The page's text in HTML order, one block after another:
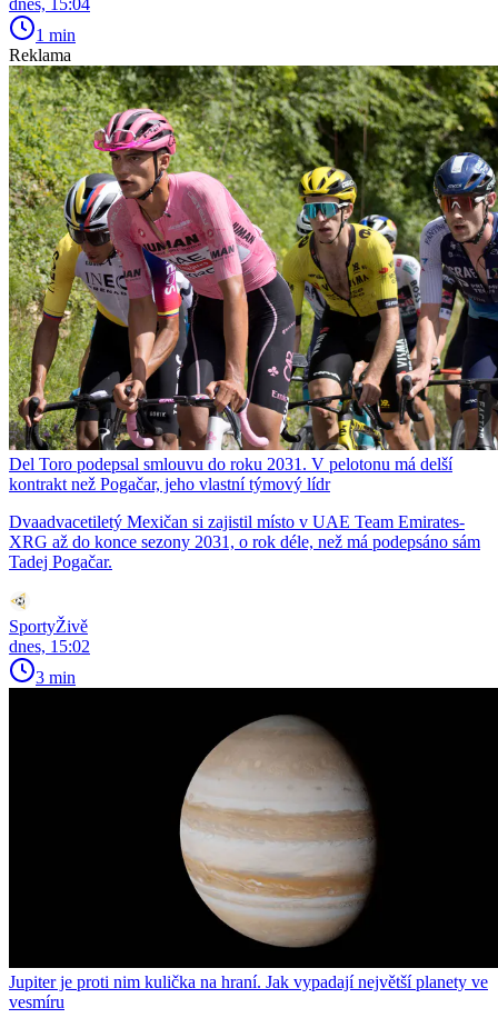
dnes, 15:04
1 min
Reklama
Del Toro podepsal smlouvu do roku 2031. V pelotonu má delší
kontrakt než Pogačar, jeho vlastní týmový lídr
Dvaadvacetiletý Mexičan si zajistil místo v UAE Team Emirates-
XRG až do konce sezony 2031, o rok déle, než má podepsáno sám
Tadej Pogačar.
SportyŽivě
dnes, 15:02
3 min
Jupiter je proti nim kulička na hraní. Jak vypadají největší planety ve
vesmíru